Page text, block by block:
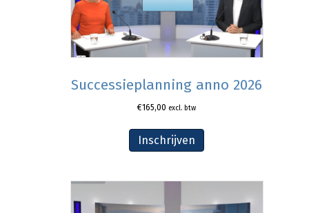
Successieplanning anno 2026
€165,00 excl. btw
Inschrijven